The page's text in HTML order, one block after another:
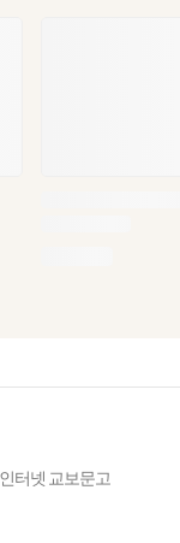
터넷 교보문고